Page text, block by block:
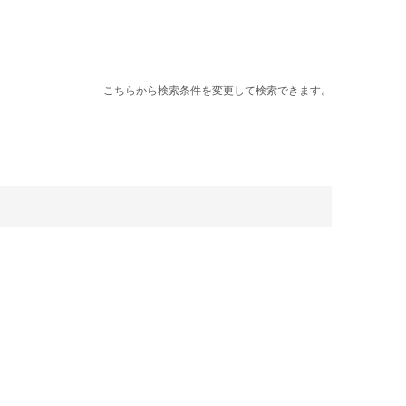
こちらから検索条件を変更して検索できます。